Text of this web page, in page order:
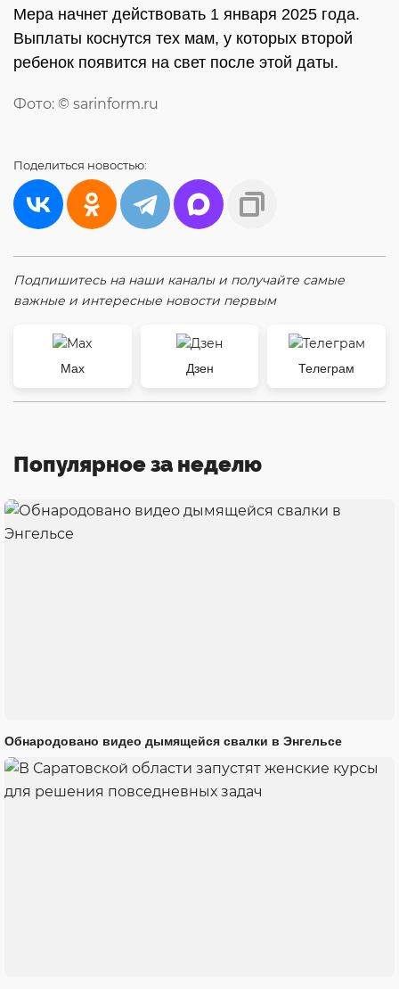
Мера начнет действовать 1 января 2025 года.
Выплаты коснутся тех мам, у которых второй
ребенок появится на свет после этой даты.
Фото: © sarinform.ru
Поделиться новостью:
Подпишитесь на наши каналы и получайте самые
важные и интересные новости первым
Max Дзен Телеграм
Популярное за неделю
Обнародовано видео дымящейся свалки в Энгельсе